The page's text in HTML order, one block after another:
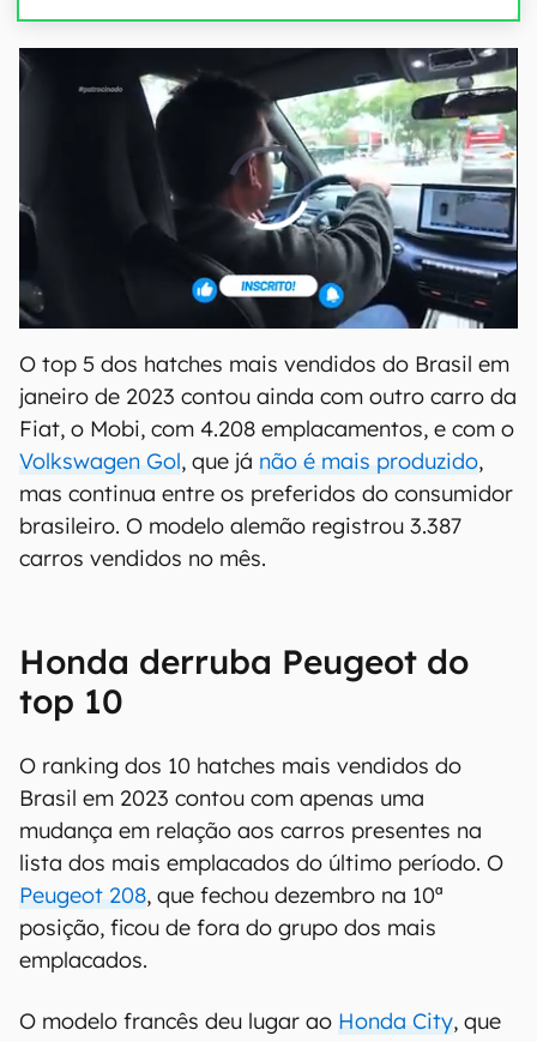
O top 5 dos hatches mais vendidos do Brasil em
janeiro de 2023 contou ainda com outro carro da
Fiat, o Mobi, com 4.208 emplacamentos, e com o
Volkswagen Gol, que já não é mais produzido,
mas continua entre os preferidos do consumidor
brasileiro. O modelo alemão registrou 3.387
carros vendidos no mês.
Honda derruba Peugeot do
top 10
O ranking dos 10 hatches mais vendidos do
Brasil em 2023 contou com apenas uma
mudança em relação aos carros presentes na
lista dos mais emplacados do último período. O
Peugeot 208, que fechou dezembro na 10ª
posição, ficou de fora do grupo dos mais
emplacados.
O modelo francês deu lugar ao Honda City, que